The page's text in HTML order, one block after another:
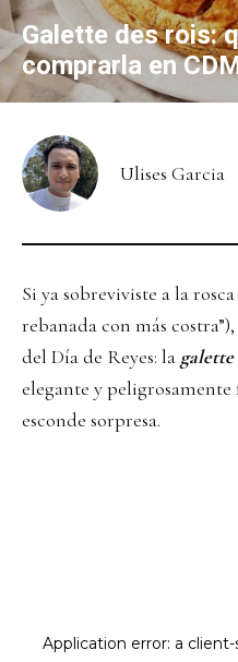
Galette des rois:
comprarla en
Ulises Garcia
Si ya sobreviviste a la
rebanada con más
del Día de Reyes: la galette
elegante y
esconde sorpresa.